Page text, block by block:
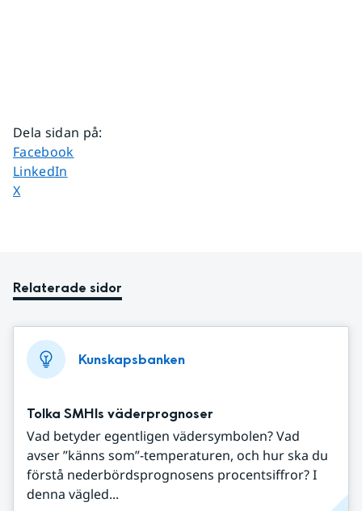
Dela sidan på:
Dela sidan på
Facebook
Dela sidan på
LinkedIn
Dela sidan på
X
Relaterade sidor
Kunskapsbanken
Tolka SMHIs väderprognoser
Vad betyder egentligen vädersymbolen? Vad
avser ”känns som”-temperaturen, och hur ska du
förstå nederbördsprognosens procentsiffror? I
denna vägled...